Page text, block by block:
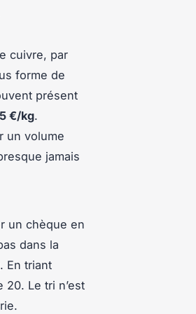
cuivre, par
forme de
présent
€/kg.
un volume
jamais
un chèque en
dans la
. En triant
Le tri n’est